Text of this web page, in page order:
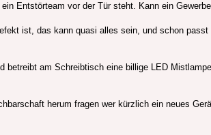
Entstörteam vor der Tür steht. Kann ein
ist, das kann quasi alles sein, und schon
am Schreibtisch eine billige LED
herum fragen wer kürzlich ein neues